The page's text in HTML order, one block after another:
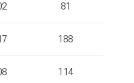
81
188
114